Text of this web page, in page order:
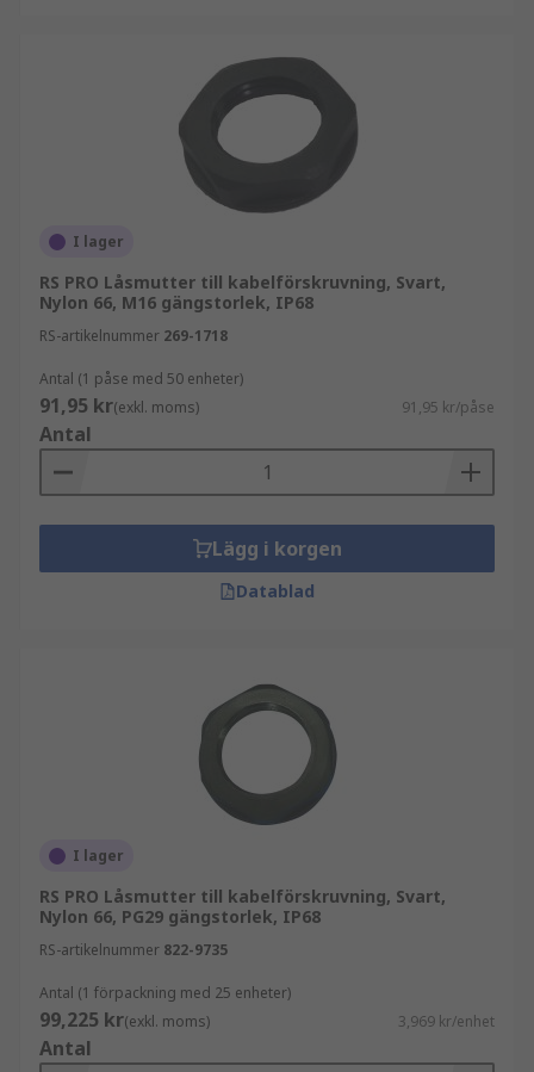
I lager
RS PRO Låsmutter till kabelförskruvning, Svart,
Nylon 66, M16 gängstorlek, IP68
RS-artikelnummer 269-1718
Antal (1 påse med 50 enheter)
91,95 kr(exkl. moms) 91,95 kr/påse
Antal
Lägg i korgen
Datablad
I lager
RS PRO Låsmutter till kabelförskruvning, Svart,
Nylon 66, PG29 gängstorlek, IP68
RS-artikelnummer 822-9735
Antal (1 förpackning med 25 enheter)
99,225 kr(exkl. moms) 3,969 kr/enhet
Antal